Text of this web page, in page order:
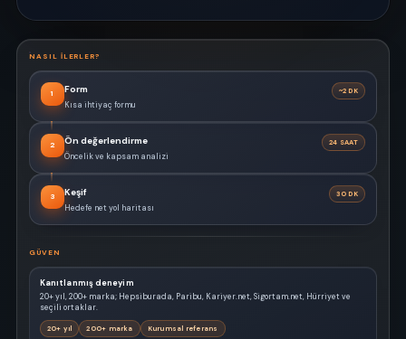
NASIL ILERLER?
1 Form ~2 DK
Kısa ihtiyaç formu
2 Ön değerlendirme 24 SAAT
Öncelik ve kapsam analizi
3 Keşif 30 DK
Hedefe net yol haritası
GÜVEN
Kanıtlanmış deneyim
20+ yıl, 200+ marka; Hepsiburada, Paribu, Kariyer.net, Sigortam.net, Hürriyet ve
seçili ortaklar.
20+ yıl 200+ marka Kurumsal referans